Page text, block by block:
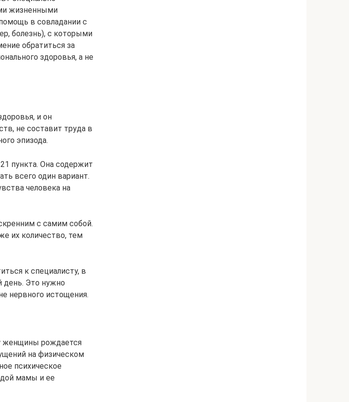
жизненными
в совладании с
болезнь), с которыми
обратиться за
здоровья, а не
и он
не составит труда в
эпизода.
пункта. Она содержит
всего один вариант.
человека на
с самим собой.
их количество, тем
к специалисту, в
день. Это нужно
нервного истощения.
женщины рождается
на физическом
психическое
мамы и ее